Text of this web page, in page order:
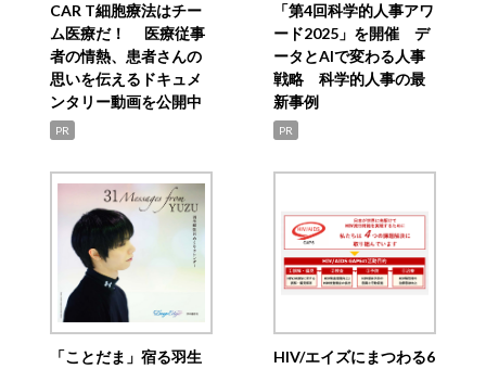
CAR T細胞療法はチー
ム医療だ！ 医療従事
者の情熱、患者さんの
思いを伝えるドキュメ
ンタリー動画を公開中
PR
「第4回科学的人事アワ
ード2025」を開催 デ
ータとAIで変わる人事
戦略 科学的人事の最
新事例
PR
「ことだま」宿る羽生
HIV/エイズにまつわる6